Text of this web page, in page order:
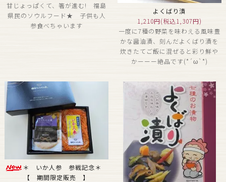
甘じょっぱくて、箸が進む! 福島
県民のソウルフード★ 子供も人
参食べちゃいます
よくばり漬
1,210円(税込1,307円)
一度に7種の野菜を味わえる風味豊
かな醤油漬、刻んだよくばり漬を
炊きたてご飯に混ぜると彩り鮮や
かーーー絶品です(*´ω`*)
＊ いか人参 参戦記念＊
【 期間限定販売 】